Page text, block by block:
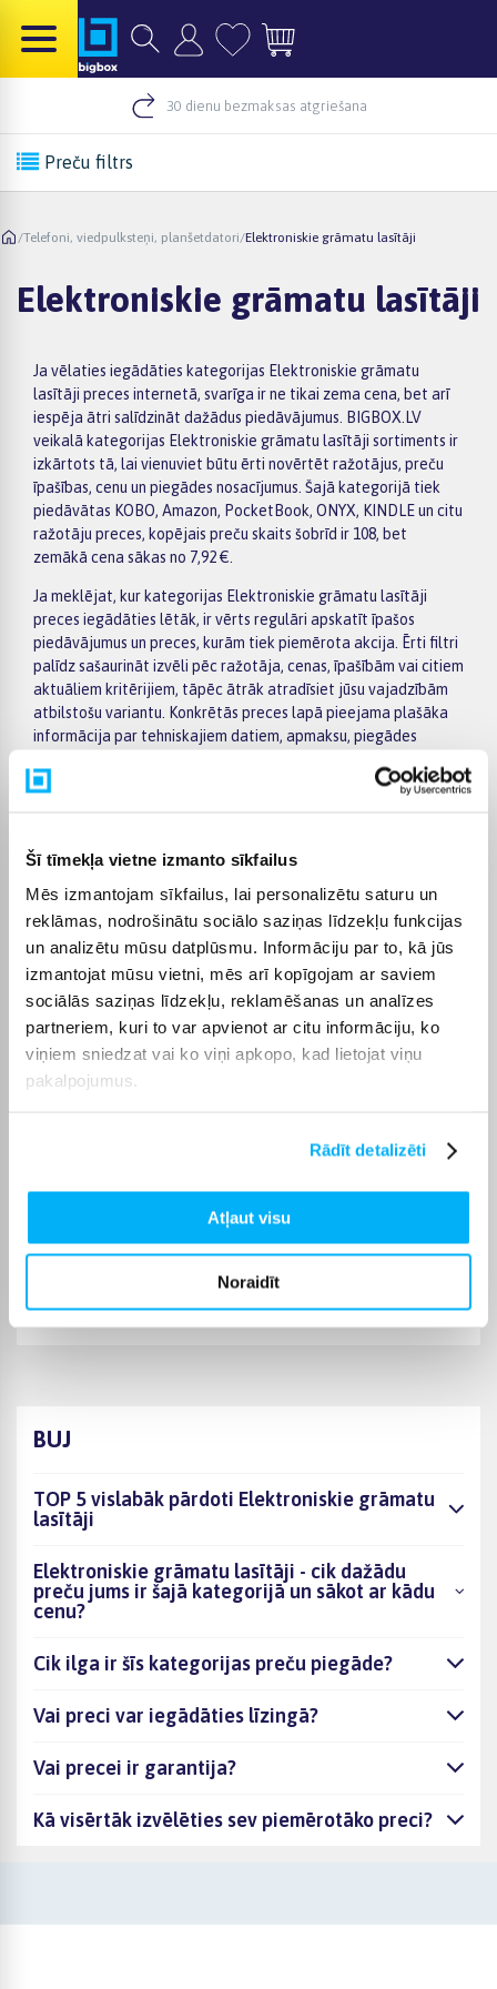
Šī tīmekļa vietne izmanto sīkfailus
Mēs izmantojam sīkfailus, lai personalizētu saturu un
reklāmas, nodrošinātu sociālo saziņas līdzekļu funkcijas
un analizētu mūsu datplūsmu. Informāciju par to, kā jūs
izmantojat mūsu vietni, mēs arī kopīgojam ar saviem
sociālās saziņas līdzekļu, reklamēšanas un analīzes
partneriem, kuri to var apvienot ar citu informāciju, ko
viņiem sniedzat vai ko viņi apkopo, kad lietojat viņu
pakalpojumus.
Rādīt detalizēti
Atļaut visu
Noraidīt
30 dienu bezmaksas atgriešana
Preču filtrs
/Telefoni, viedpulksteņi, planšetdatori/Elektroniskie grāmatu lasītāji
Elektroniskie grāmatu lasītāji
Ja vēlaties iegādāties kategorijas Elektroniskie grāmatu
lasītāji preces internetā, svarīga ir ne tikai zema cena, bet arī
iespēja ātri salīdzināt dažādus piedāvājumus. BIGBOX.LV
veikalā kategorijas Elektroniskie grāmatu lasītāji sortiments ir
izkārtots tā, lai vienuviet būtu ērti novērtēt ražotājus, preču
īpašības, cenu un piegādes nosacījumus. Šajā kategorijā tiek
piedāvātas KOBO, Amazon, PocketBook, ONYX, KINDLE un citu
ražotāju preces, kopējais preču skaits šobrīd ir 108, bet
zemākā cena sākas no 7,92 €.
Ja meklējat, kur kategorijas Elektroniskie grāmatu lasītāji
preces iegādāties lētāk, ir vērts regulāri apskatīt īpašos
piedāvājumus un preces, kurām tiek piemērota akcija. Ērti filtri
palīdz sašaurināt izvēli pēc ražotāja, cenas, īpašībām vai citiem
aktuāliem kritērijiem, tāpēc ātrāk atradīsiet jūsu vajadzībām
atbilstošu variantu. Konkrētās preces lapā pieejama plašāka
informācija par tehniskajiem datiem, apmaksu, piegādes
BIGBOX.LV piedāvā iespēju par pirkumu norēķināties 6
piegādātas visā Latvijā: uz pakomātiem no 2,99 €, bet
pasūtījumiem virs 499 € piegāde uz pakomātu ir bez maksas.
Kurjera piegādes cena sākas no 3,99 €.
Precīzs katras preces piegādes termiņš vienmēr tiek norādīts
konkrētās preces lapā. Izvēlēto preci no kategorijas
Elektroniskie grāmatu lasītāji varēsiet saņemt sev ērtā veidā,
bet BIGBOX.LV parūpēsies, lai pasūtījums tiktu piegādāts
norādītajā termiņā.
Liepa A.
BUJ
TOP 5 vislabāk pārdoti Elektroniskie grāmatu
lasītāji
Elektroniskie grāmatu lasītāji - cik dažādu
preču jums ir šajā kategorijā un sākot ar kādu
cenu?
Cik ilga ir šīs kategorijas preču piegāde?
Vai preci var iegādāties līzingā?
Vai precei ir garantija?
Kā visērtāk izvēlēties sev piemērotāko preci?